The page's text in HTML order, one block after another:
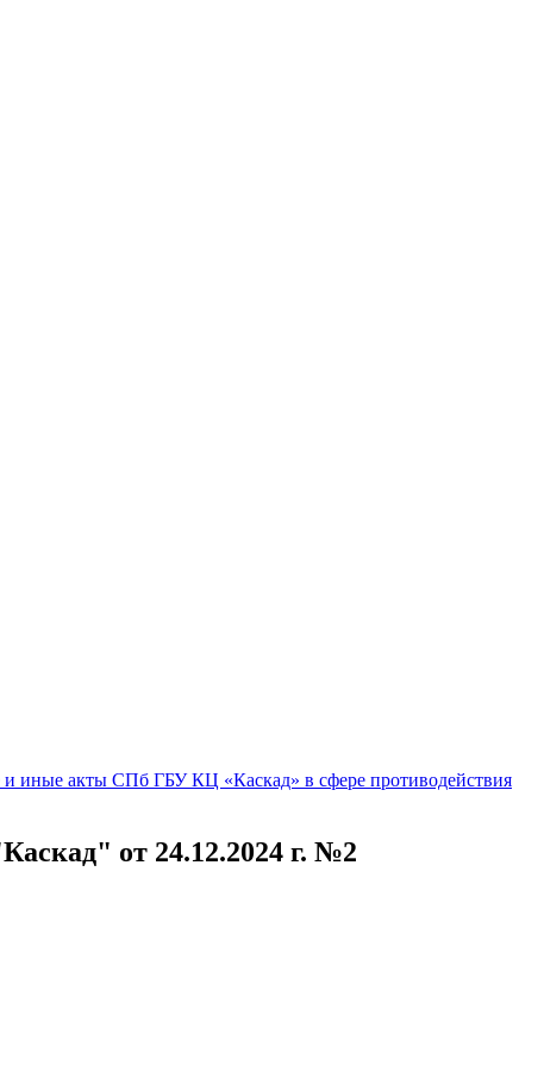
иные акты СПб ГБУ КЦ «Каскад» в сфере противодействия
от 24.12.2024 г. №2